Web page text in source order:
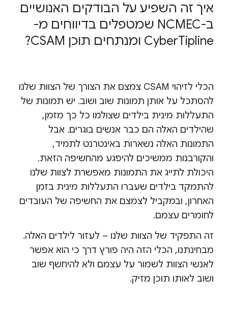
איך זה השפיע על הבודקים האנושיים
ב-NCMEC שמטפלים בדיווחים מ-
CyberTipline ומנתחים תוכן CSAM?
הכלי לזיהוי CSAM צמצם את הצורך של הצוות שלנו
להסתכל על אותן תמונות שוב ושוב. יש תמונות של
התעללות מינית בילדים שצולמו כל כך מזמן,
שהילדים האלה הם כבר אנשים בוגרים. אבל
התמונות האלה נשארות באינטרנט לתמיד,
והקורבנות ממשיכים להיפגע מהחשיפה הזאת.
היכולת לתייג את התמונות מאפשרת לצוות שלנו
להתמקד בילדים שעברו התעללות מינית בזמן
האחרון, ובמקביל לצמצם את החשיפה של העובדים
לחומרים עצמם.
זה התפקיד של הצוות שלנו – לעזור לילדים האלה.
מבחינתנו, הכלי הזה היה פורץ דרך כי הוא אפשר
לאנשי הצוות לשמור על עצמם ולא להיחשף שוב
ושוב לאותו תוכן מזיק.